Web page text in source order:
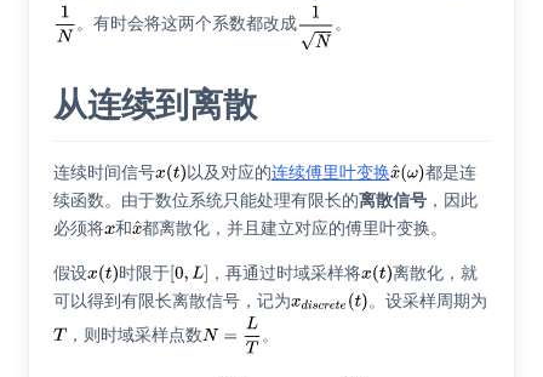
。有时会将这两个系数都改成
。
从连续到离散
连续时间信号 以及对应的连续傅里叶变换
都是连
续函数。由于数位系统只能处理有限长的离散信号 ，因此
必须将 和 都离散化，并且建立对应的傅里叶变换。
假设 时限于 ，再通过时域采样将
离散化，就
可以得到有限长离散信号，记为
。设采样周期为
，则时域采样点数
。